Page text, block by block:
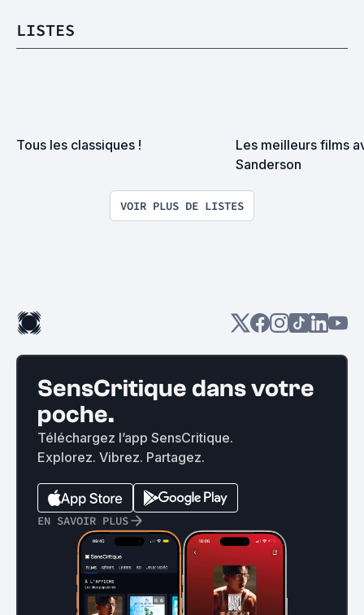
LISTES
Tous les classiques !
Les meilleurs films
Sanderson
VOIR PLUS DE LISTES
SensCritique dans votre
poche.
Téléchargez l’app SensCritique.
Explorez. Vibrez. Partagez.
EN SAVOIR PLUS